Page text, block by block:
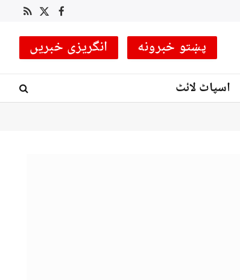
Facebook
X
RSS
پښتو خبرونه انگریزی خبریں
اسپاٹ لائٹ